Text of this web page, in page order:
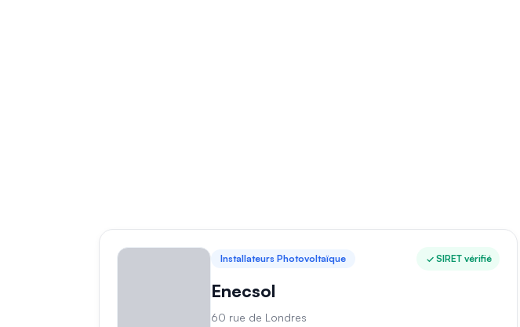
Installateurs Photovoltaïque SIRET vérifié
Enecsol
60 rue de Londres